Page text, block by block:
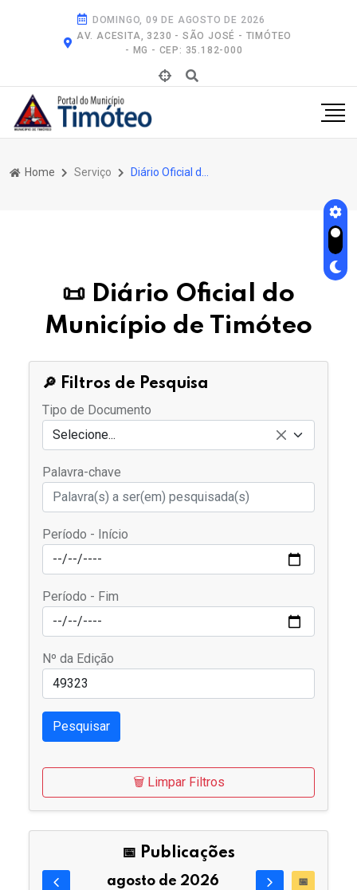
DOMINGO, 09 DE AGOSTO DE 2026
AV. ACESITA, 3230 - SÃO JOSÉ - TIMÓTEO
- MG - CEP: 35.182-000
Home Serviço
📜 Diário Oficial do
Município de Timóteo
🔎 Filtros de Pesquisa
Tipo de Documento
Selecione...
Palavra-chave
Período - Início
Período - Fim
Nº da Edição
Pesquisar
🗑️ Limpar Filtros
📅 Publicações
agosto de 2026 📅